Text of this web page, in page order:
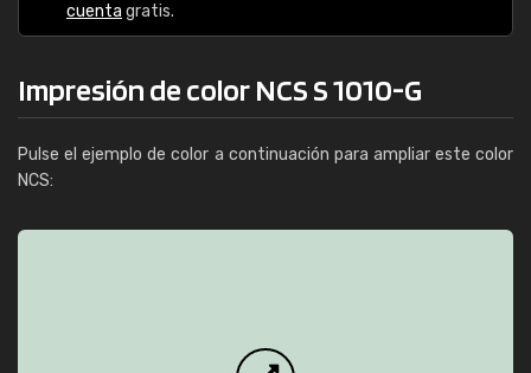
cuenta gratis.
Impresión de color NCS S 1010-G
Pulse el ejemplo de color a continuación para ampliar este color
NCS: